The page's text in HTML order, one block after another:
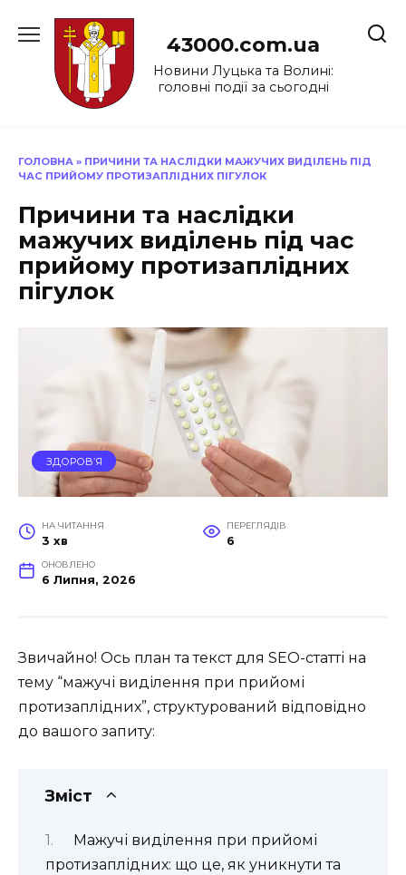
до
43000.com.ua
Новини Луцька та Волині:
головні події за сьогодні
ГОЛОВНА » ПРИЧИНИ ТА НАСЛІДКИ МАЖУЧИХ ВИДІЛЕНЬ ПІД
ЧАС ПРИЙОМУ ПРОТИЗАПЛІДНИХ ПІГУЛОК
Причини та наслідки
мажучих виділень під час
прийому протизаплідних
пігулок
ЗДОРОВ’Я
НА ЧИТАННЯ
3 хв
ПЕРЕГЛЯДІВ
6
ОНОВЛЕНО
6 Липня, 2026
Звичайно! Ось план та текст для SEO-статті на
тему “мажучі виділення при прийомі
протизаплідних”, структурований відповідно
до вашого запиту:
Зміст
Мажучі виділення при прийомі
протизаплідних: що це, як уникнути та